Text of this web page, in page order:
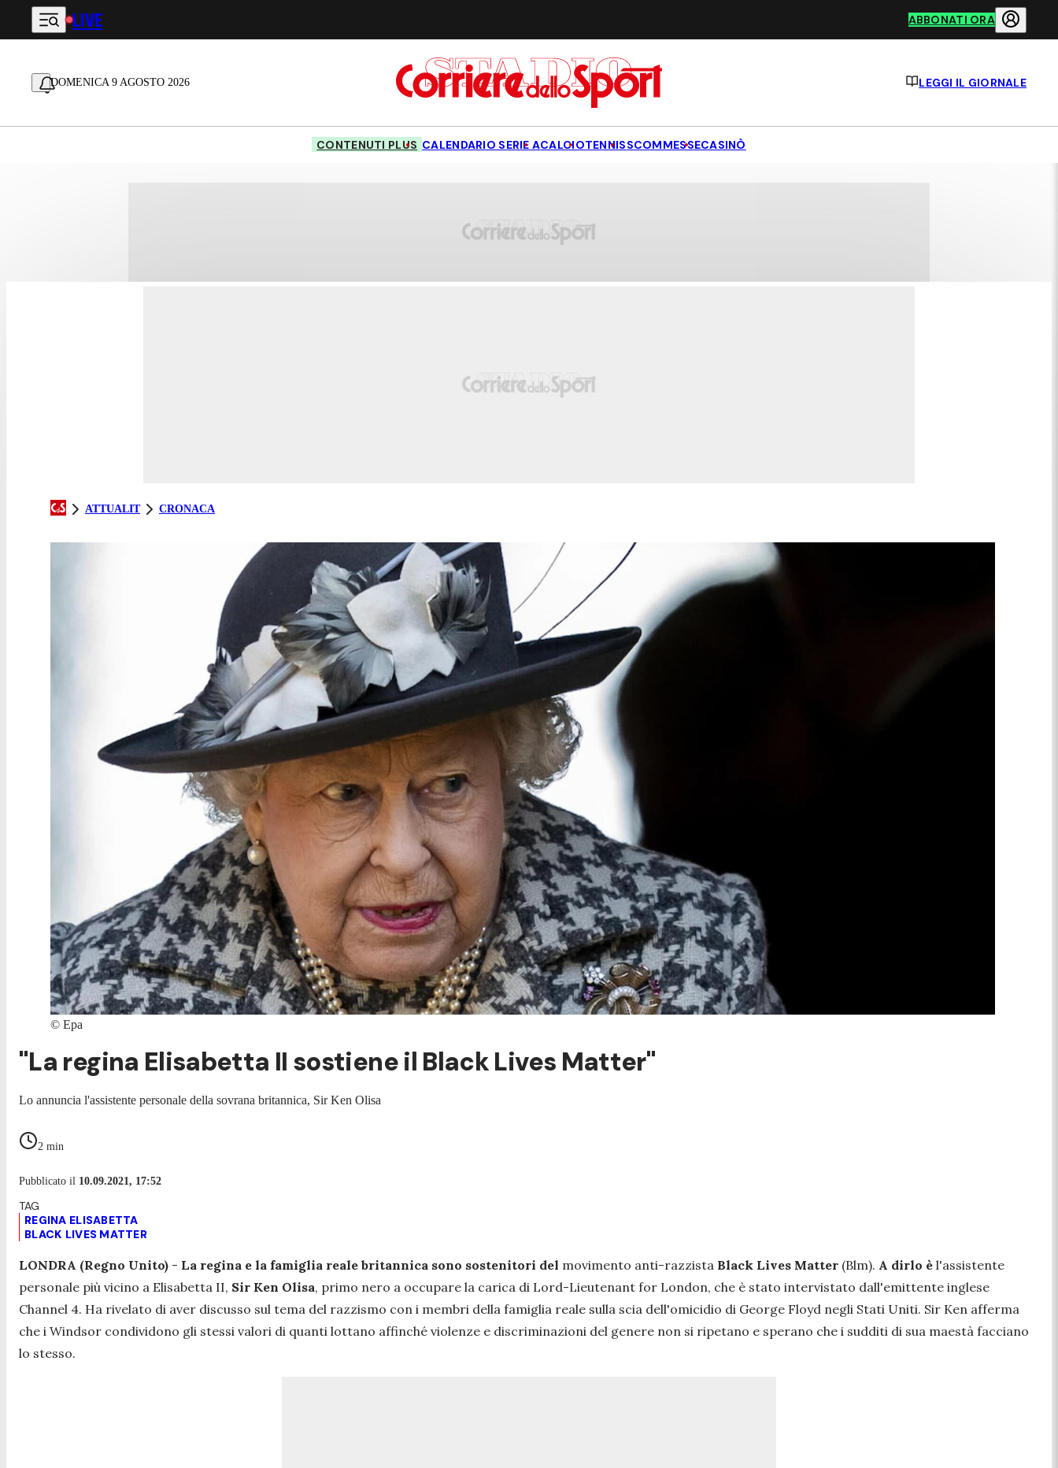
Vai al contenuto principale
LIVE ABBONATI ORA
DOMENICA 9 AGOSTO 2026 LEGGI IL GIORNALE
CONTENUTI PLUS CALENDARIO SERIE ACALCIOTENNISSCOMMESSECASINÒ
ATTUALIT CRONACA
© Epa
"La regina Elisabetta II sostiene il Black Lives Matter"
Lo annuncia l'assistente personale della sovrana britannica, Sir Ken Olisa
2 min
Pubblicato il 10.09.2021, 17:52
REGINA ELISABETTA
BLACK LIVES MATTER
LONDRA (Regno Unito) - La regina e la famiglia reale britannica sono sostenitori del movimento anti-razzista Black Lives Matter (Blm). A dirlo è l'assistente
personale più vicino a Elisabetta II, Sir Ken Olisa, primo nero a occupare la carica di Lord-Lieutenant for London, che è stato intervistato dall'emittente inglese
Channel 4. Ha rivelato di aver discusso sul tema del razzismo con i membri della famiglia reale sulla scia dell'omicidio di George Floyd negli Stati Uniti. Sir Ken afferma
che i Windsor condividono gli stessi valori di quanti lottano affinché violenze e discriminazioni del genere non si ripetano e sperano che i sudditi di sua maestà facciano
lo stesso.